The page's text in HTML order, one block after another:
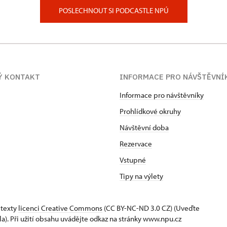
POSLECHNOUT SI PODCASTLE NPÚ
KONTAKT
INFORMACE PRO
Informace pro návštěvníky
Prohlídkové okruhy
Návštěvní doba
Rezervace
Vstupné
Tipy na výlety
licenci Creative Commons (CC BY-NC-ND 3.0 CZ) (Uveďte
Při užití obsahu uvádějte odkaz na stránky www.npu.cz